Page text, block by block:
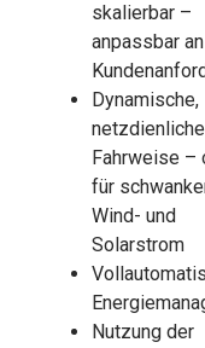
skalierbar –
anpassbar an
Dynamische,
netzdienliche
Fahrweise –
für
Wind- und
Solarstrom
Nutzung der